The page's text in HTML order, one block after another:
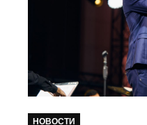
НОВОСТИ